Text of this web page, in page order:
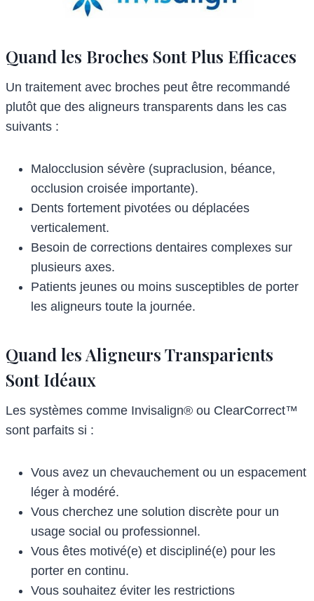
Quand les Broches Sont Plus Efficaces
Un traitement avec broches peut être recommandé
plutôt que des aligneurs transparents dans les cas
suivants :
Malocclusion sévère (supraclusion, béance,
occlusion croisée importante).
Dents fortement pivotées ou déplacées
verticalement.
Besoin de corrections dentaires complexes sur
plusieurs axes.
Patients jeunes ou moins susceptibles de porter
les aligneurs toute la journée.
Quand les Aligneurs Transparients
Sont Idéaux
Les systèmes comme Invisalign® ou ClearCorrect™
sont parfaits si :
Vous avez un chevauchement ou un espacement
léger à modéré.
Vous cherchez une solution discrète pour un
usage social ou professionnel.
Vous êtes motivé(e) et discipliné(e) pour les
porter en continu.
Vous souhaitez éviter les restrictions